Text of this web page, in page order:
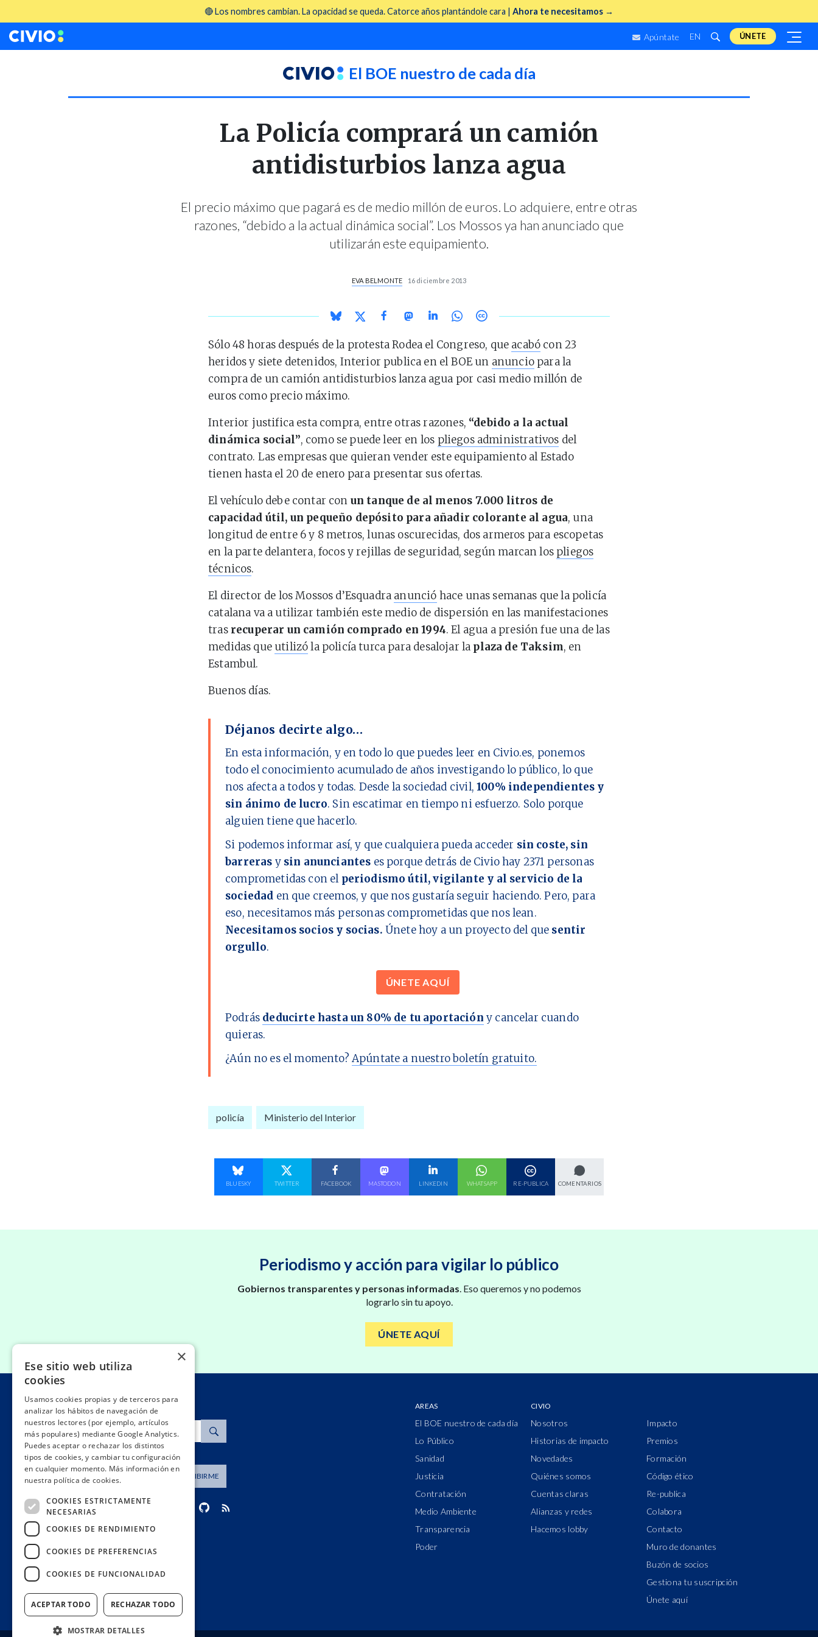
🔴 Los nombres cambian. La opacidad se queda. Catorce años plantándole cara | Ahora te necesitamos →
Apúntate EN ÚNETE
El BOE nuestro de cada día
La Policía comprará un camión
antidisturbios lanza agua
El precio máximo que pagará es de medio millón de euros. Lo adquiere, entre otras
razones, “debido a la actual dinámica social”. Los Mossos ya han anunciado que
utilizarán este equipamiento.
EVA BELMONTE 16 diciembre 2013
Sólo 48 horas después de la protesta Rodea el Congreso, que acabó con 23
heridos y siete detenidos, Interior publica en el BOE un anunciopara la
compra de un camión antidisturbios lanza agua por casi medio millón de
euros como precio máximo.
Interior justifica esta compra, entre otras razones, “debido a la actual
dinámica social”, como se puede leer en los pliegos administrativos del
contrato. Las empresas que quieran vender este equipamiento al Estado
tienen hasta el 20 de enero para presentar sus ofertas.
El vehículo debe contar con un tanque de al menos 7.000 litros de
capacidad útil, un pequeño depósito para añadir colorante al agua, una
longitud de entre 6 y 8 metros, lunas oscurecidas, dos armeros para escopetas
en la parte delantera, focos y rejillas de seguridad, según marcan los pliegos
técnicos.
El director de los Mossos d’Esquadra anunció hace unas semanas que la policía
catalana va a utilizar también este medio de dispersión en las manifestaciones
tras recuperar un camión comprado en 1994. El agua a presión fue una de las
medidas que utilizóla policía turca para desalojar la plaza de Taksim, en
Estambul.
Buenos días.
Déjanos decirte algo…
En esta información, y en todo lo que puedes leer en Civio.es, ponemos
todo el conocimiento acumulado de años investigando lo público, lo que
nos afecta a todos y todas. Desde la sociedad civil,100% independientes y
sin ánimo de lucro. Sin escatimar en tiempo ni esfuerzo. Solo porque
alguien tiene que hacerlo.
Si podemos informar así, y que cualquiera pueda acceder sin coste, sin
barreras y sin anunciantes es porque detrás de Civio hay 2371 personas
comprometidas con el periodismo útil, vigilante y al servicio de la
sociedad en que creemos, y que nos gustaría seguir haciendo. Pero, para
eso, necesitamos más personas comprometidas que nos lean.
Necesitamos socios y socias. Únete hoy a un proyecto del que sentir
orgullo.
ÚNETE AQUÍ
Podrás deducirte hasta un 80% de tu aportación y cancelar cuando
quieras.
¿Aún no es el momento? Apúntate a nuestro boletín gratuito.
policía Ministerio del Interior
COMPARTE EN
BLUESKY
COMPARTE EN
TWITTER
COMPARTE EN
FACEBOOK
COMPARTE EN
MASTODON
COMPARTE EN
LINKEDIN
COMPARTE EN
WHATSAPP RE-PUBLICA COMENTARIOS
Periodismo y acción para vigilar lo público
Gobiernos transparentes y personas informadas . Eso queremos y no podemos
lograrlo sin tu apoyo.
ÚNETE AQUÍ
Buscar
Dirección de correo SUSCRIBIRME
contacto@civio.es
AREAS
El BOE nuestro de cada día
Lo Público
Sanidad
Justicia
Contratación
Medio Ambiente
Transparencia
Poder
CIVIO
Nosotros
Historias de impacto
Novedades
Quiénes somos
Cuentas claras
Alianzas y redes
Hacemos lobby
Impacto
Premios
Formación
Código ético
Re-publica
Colabora
Contacto
Muro de donantes
Buzón de socios
Gestiona tu suscripción
Únete aquí
×
Ese sitio web utiliza
cookies
Usamos cookies propias y de terceros para
analizar los hábitos de navegación de
nuestros lectores (por ejemplo, artículos
más populares) mediante Google Analytics.
Puedes aceptar o rechazar los distintos
tipos de cookies, y cambiar tu configuración
en cualquier momento. Más información en
nuestra política de cookies.
COOKIES ESTRICTAMENTE
NECESARIAS
COOKIES DE RENDIMIENTO
COOKIES DE PREFERENCIAS
COOKIES DE FUNCIONALIDAD
ACEPTAR TODO RECHAZAR TODO
MOSTRAR DETALLES